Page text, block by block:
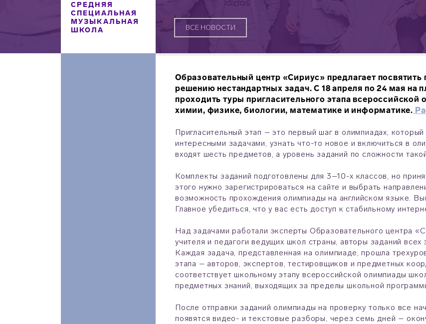
СРЕДНЯЯ
СПЕЦИАЛЬНАЯ
МУЗЫКАЛЬНАЯ
ШКОЛА
ВСЕ НОВОСТИ
Образовательный центр «Сириус» предлагает
решению нестандартных задач. С 18 апреля по 24 мая на
проходить туры пригласительного этапа
химии, физике, биологии, математике и информатике.
Пригласительный этап – это первый шаг в олимпиадах,
интересными задачами, узнать что-то новое и включиться в
входят шесть предметов, а уровень заданий по сложности
Комплекты заданий подготовлены для 3–10-х классов, но
этого нужно зарегистрироваться на сайте и выбрать
возможность прохождения олимпиады на английском языке.
Главное убедиться, что у вас есть доступ к стабильному
Над задачами работали эксперты Образовательного центра
учителя и педагоги ведущих школ страны, авторы заданий
Каждая задача, представленная на олимпиаде, прошла
этапа – авторов, экспертов, тестировщиков и предметных
соответствует школьному этапу всероссийской олимпиады
предметных знаний, выходящих за пределы школьной
После отправки заданий олимпиады на проверку только все
появятся видео- и текстовые разборы, через семь дней –